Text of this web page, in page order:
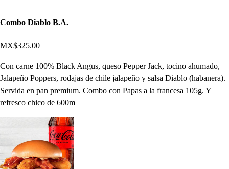
Combo Diablo B.A.
MX$325.00
Con carne 100% Black Angus, queso Pepper Jack, tocino ahumado,
Jalapeño Poppers, rodajas de chile jalapeño y salsa Diablo (habanera).
Servida en pan premium. Combo con Papas a la francesa 105g. Y
refresco chico de 600m